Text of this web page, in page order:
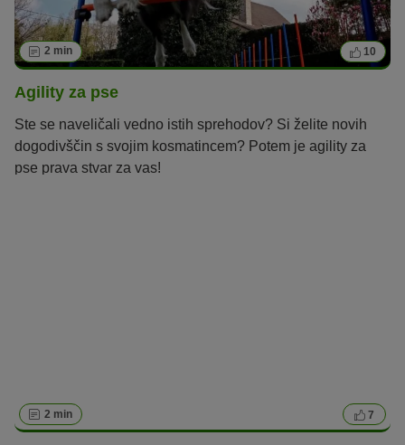
2 min 10
Agility za pse
Ste se naveličali vedno istih sprehodov? Si želite novih
dogodivščin s svojim kosmatincem? Potem je agility za
pse prava stvar za vas!
2 min 7